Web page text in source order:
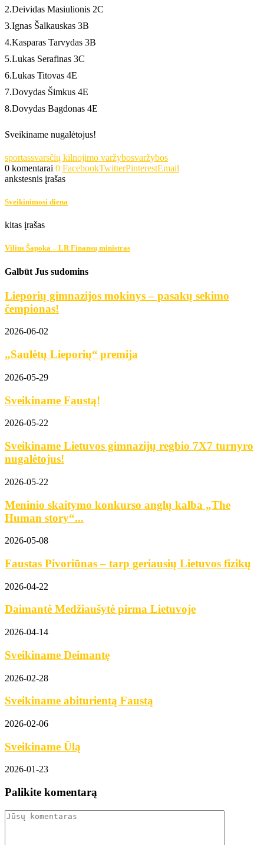
2.Deividas Masiulionis 2C
3.Ignas Šalkauskas 3B
4.Kasparas Tarvydas 3B
5.Lukas Serafinas 3C
6.Lukas Titovas 4E
7.Dovydas Šimkus 4E
8.Dovydas Bagdonas 4E
Sveikiname nugalėtojus!
sportassvarsčių kilnojimo varžybosvaržybos
0 komentarai 0 FacebookTwitterPinterestEmail
ankstesnis įrašas
Sveikinimosi diena
kitas įrašas
Vilius Šapoka – LR Finansų ministras
Galbūt Jus sudomins
Lieporių gimnazijos mokinys – pasakų sekimo
čempionas!
2026-06-02
„Saulėtų Lieporių“ premija
2026-05-29
Sveikiname Faustą!
2026-05-22
Sveikiname Lietuvos gimnazijų regbio 7X7 turnyro
nugalėtojus!
2026-05-22
Meninio skaitymo konkurso anglų kalba „The
Human story“...
2026-05-08
Faustas Pivoriūnas – tarp geriausių Lietuvos fizikų
2026-04-22
Daimantė Medžiaušytė pirma Lietuvoje
2026-04-14
Sveikiname Deimantę
2026-02-28
Sveikiname abiturientą Faustą
2026-02-06
Sveikiname Ūlą
2026-01-23
Palikite komentarą